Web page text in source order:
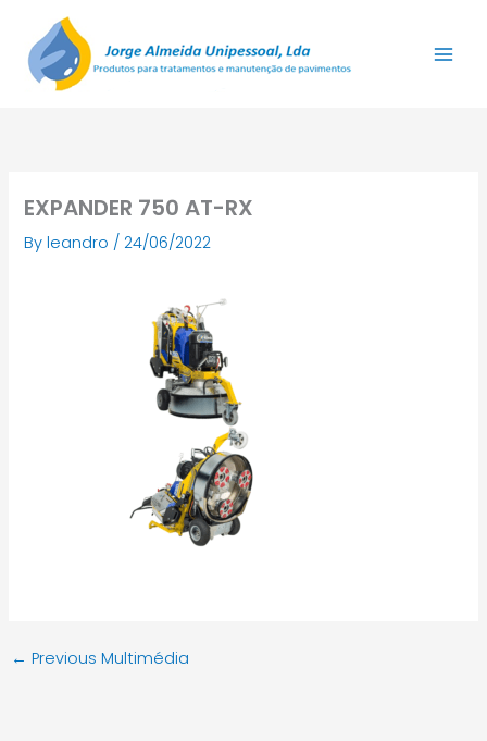
content
EXPANDER 750 AT-RX
Byleandro / 24/06/2022
← Previous Multimédia